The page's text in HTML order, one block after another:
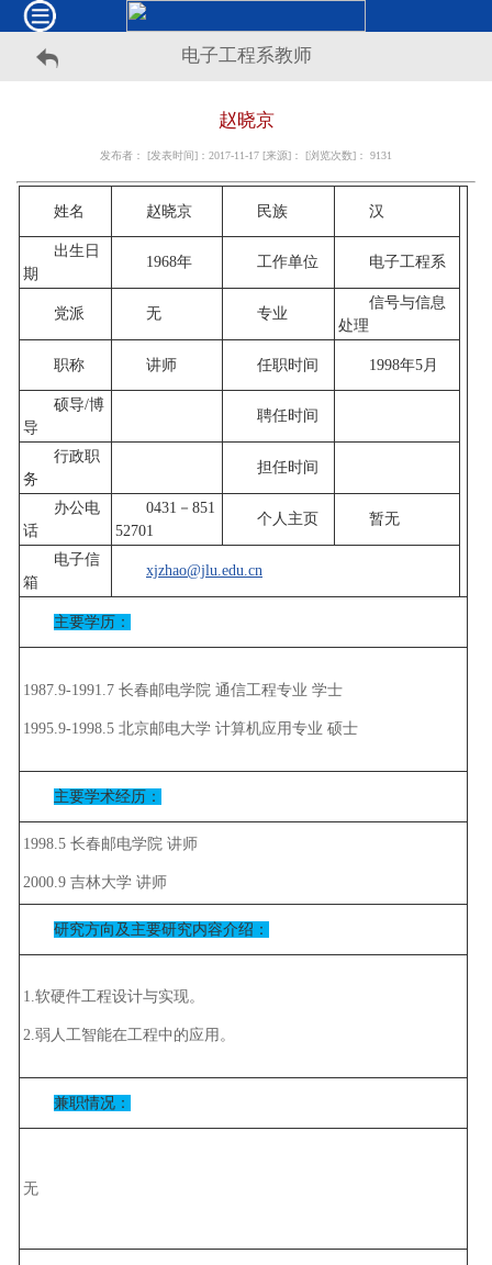
电子工程系教师
赵晓京
发布者： [发表时间]：2017-11-17 [来源]： [浏览次数]： 9131
姓名 赵晓京 民族 汉
出生日
期
1968年 工作单位 电子工程系
党派 无 专业
信号与信息
处理
职称 讲师 任职时间 1998年5月
硕导/博
导
聘任时间
行政职
务
担任时间
办公电
话
0431－851
52701
个人主页 暂无
电子信
箱
xjzhao@jlu.edu.cn
主要学历：
1987.9-1991.7 长春邮电学院 通信工程专业 学士
1995.9-1998.5 北京邮电大学 计算机应用专业 硕士
主要学术经历：
1998.5 长春邮电学院 讲师
2000.9 吉林大学 讲师
研究方向及主要研究内容介绍：
1.软硬件工程设计与实现。
2.弱人工智能在工程中的应用。
兼职情况：
无